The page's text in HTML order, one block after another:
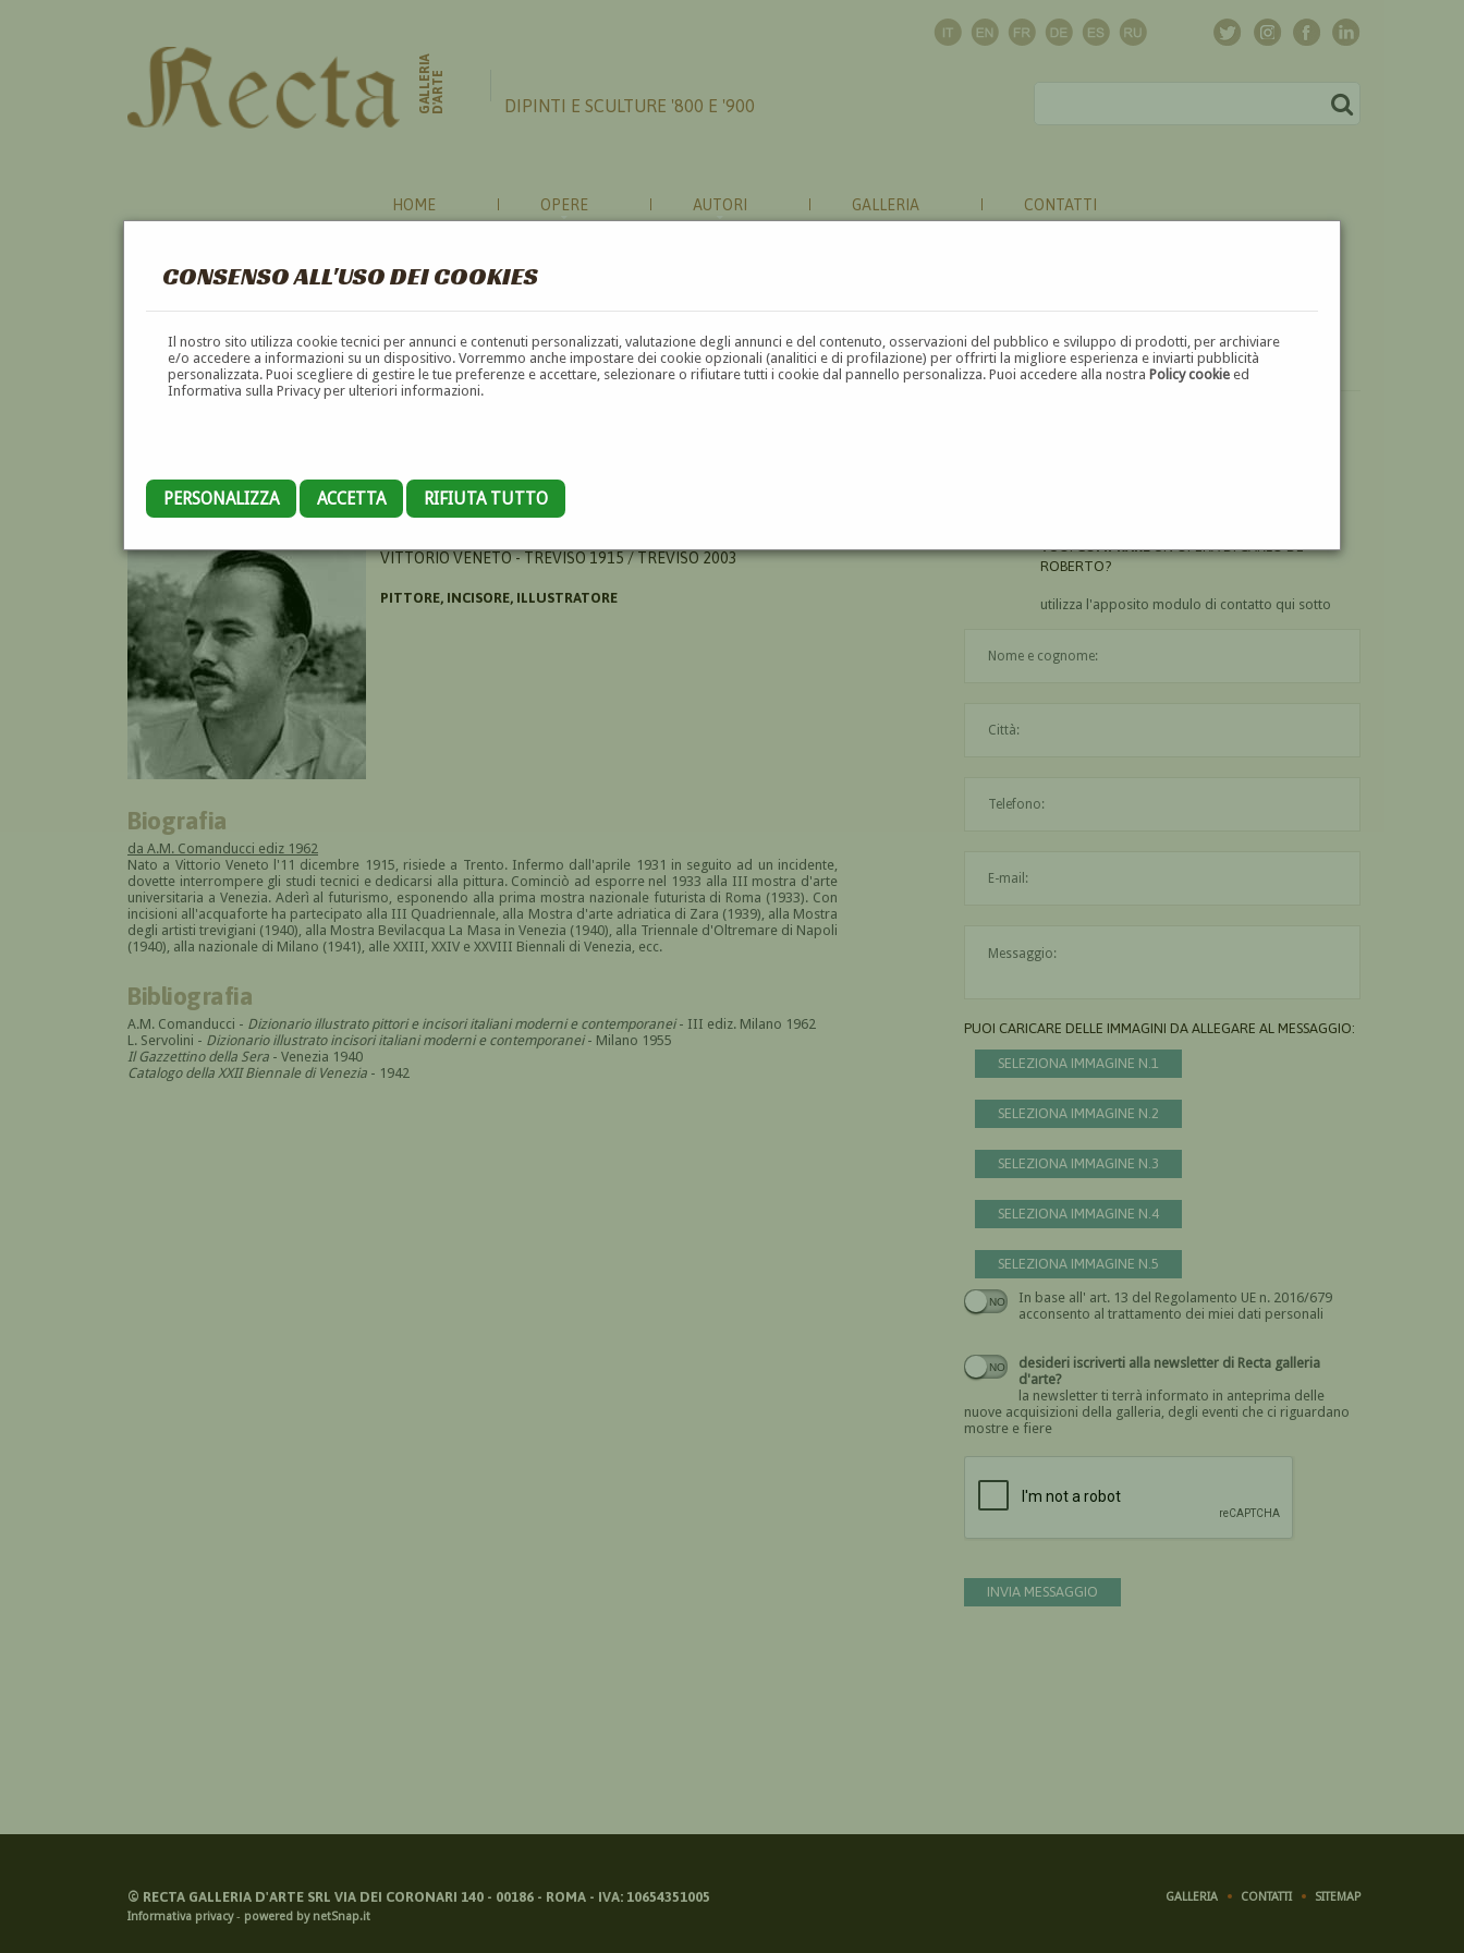
CONSENSO ALL'USO DEI COOKIES
Il nostro sito utilizza cookie tecnici per annunci e contenuti personalizzati, valutazione degli annunci e del contenuto, osservazioni del pubblico e sviluppo di prodotti, per archiviare
e/o accedere a informazioni su un dispositivo. Vorremmo anche impostare dei cookie opzionali (analitici e di profilazione) per offrirti la migliore esperienza e inviarti pubblicità
personalizzata. Puoi scegliere di gestire le tue preferenze e accettare, selezionare o rifiutare tutti i cookie dal pannello personalizza. Puoi accedere alla nostraPolicy cookie ed
Informativa sulla Privacy per ulteriori informazioni.
PERSONALIZZA ACCETTA RIFIUTA TUTTO
GALLERIAD'ARTE DIPINTI E SCULTURE '800 E '900
HOME OPERE AUTORI GALLERIA CONTATTI
CARLO DE ROBERTO
VITTORIO VENETO - TREVISO 1915 / TREVISO 2003
PITTORE, INCISORE, ILLUSTRATORE
Biografia
da A.M. Comanducci ediz 1962
Nato a Vittorio Veneto l'11 dicembre 1915, risiede a Trento. Infermo dall'aprile 1931 in seguito ad un incidente,
dovette interrompere gli studi tecnici e dedicarsi alla pittura. Cominciò ad esporre nel 1933 alla III mostra d'arte
universitaria a Venezia. Aderì al futurismo, esponendo alla prima mostra nazionale futurista di Roma (1933). Con
incisioni all'acquaforte ha partecipato alla III Quadriennale, alla Mostra d'arte adriatica di Zara (1939), alla Mostra
degli artisti trevigiani (1940), alla Mostra Bevilacqua La Masa in Venezia (1940), alla Triennale d'Oltremare di Napoli
(1940), alla nazionale di Milano (1941), alle XXIII, XXIV e XXVIII Biennali di Venezia, ecc.
Bibliografia
A.M. Comanducci - Dizionario illustrato pittori e incisori italiani moderni e contemporanei- III ediz. Milano 1962
L. Servolini - Dizionario illustrato incisori italiani moderni e contemporanei- Milano 1955
Il Gazzettino della Sera - Venezia 1940
Catalogo della XXII Biennale di Venezia - 1942
VUOICOMPRAREUN'OPERA DI CARLO DE
ROBERTO?
utilizza l'apposito modulo di contatto qui sotto
PUOI CARICARE DELLE IMMAGINI DA ALLEGARE AL MESSAGGIO:
SELEZIONA IMMAGINE N.1
SELEZIONA IMMAGINE N.2
SELEZIONA IMMAGINE N.3
SELEZIONA IMMAGINE N.4
SELEZIONA IMMAGINE N.5
In base all' art. 13 del Regolamento UE n. 2016/679
acconsento al trattamento dei miei dati personali
Devi dare il consenso
desideri iscriverti alla newsletter di Recta galleria
d'arte?
la newsletter ti terrà informato in anteprima delle
nuove acquisizioni della galleria, degli eventi che ci riguardano
mostre e fiere
INVIA MESSAGGIO
© RECTA GALLERIA D'ARTE SRL VIA DEI CORONARI 140 - 00186 - ROMA - IVA: 10654351005
Informativa privacy- powered by netSnap.it
GALLERIA CONTATTI SITEMAP